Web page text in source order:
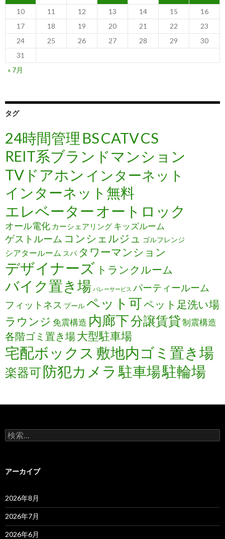
10
11 12 13 14 15
16
17
18 19 20 21 22
23
24
25 26 27 28 29
30
31
« 7月
タグ
24時間管理 BSCATVCS
REIT系ブランドマンション
TVドアホン インターネット
インターネット無料
エレベーター オートロック
オール電化 カーシェアリング キッズルーム
ゲストルーム コンシェルジュ ゴルフレンジ
シアタールーム スパ タワーマンション
デザイナーズ トランクルーム
バイク置き場 バレーサービス パーティールーム
フィットネス プールペット可ペット足洗い場
ラウンジ 免震構造 内廊下分譲賃貸制震構造
各階ゴミ置き場大型駐車場
宅配ボックス 敷地内ゴミ置き場
楽器可防犯カメラ 駐車場駐輪場
検
索:
アーカイブ
2026年8月
2026年7月
2026年6月